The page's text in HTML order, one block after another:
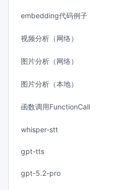
embedding代码例子
视频分析（网络）
图片分析（网络）
图片分析（本地）
函数调用FunctionCall
whisper-stt
gpt-tts
gpt-5.2-pro